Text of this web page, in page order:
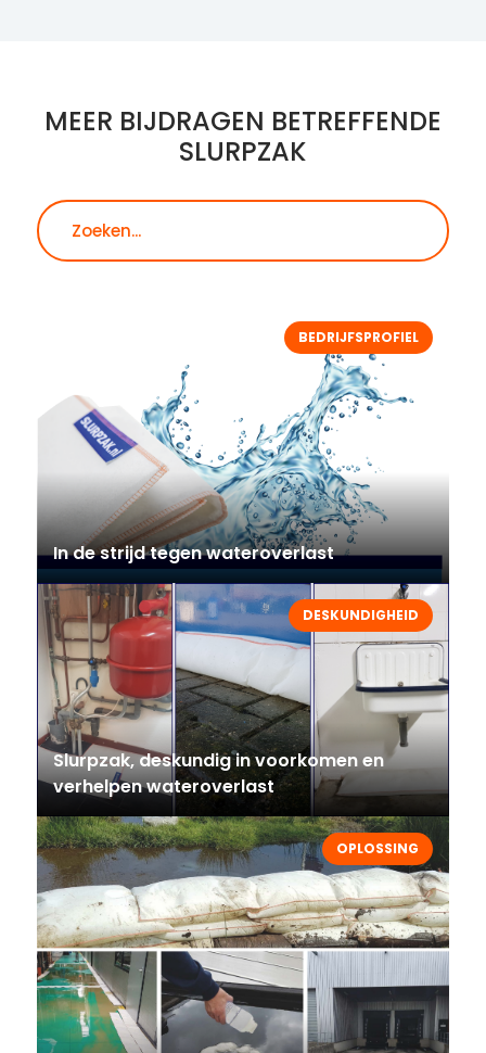
MEER BIJDRAGEN BETREFFENDE
SLURPZAK
BEDRIJFSPROFIEL
In de strijd tegen wateroverlast
DESKUNDIGHEID
Slurpzak, deskundig in voorkomen en
verhelpen wateroverlast
OPLOSSING